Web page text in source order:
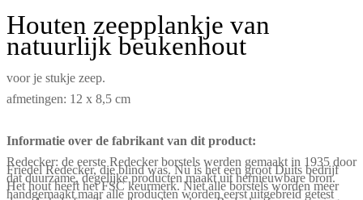
Houten zeepplankje van
natuurlijk beukenhout
voor je stukje zeep.
afmetingen: 12 x 8,5 cm
Informatie over de fabrikant van dit product:
Redecker: de eerste Redecker borstels werden gemaakt in 1935 door
Friedel Redecker, die blind was. Nu is het een groot Duits bedrijf
dat duurzame, degelijke producten maakt uit hernieuwbare bron.
Het hout heeft het FSC keurmerk. Niet alle borstels worden meer
handgemaakt maar alle producten worden eerst uitgebreid getest